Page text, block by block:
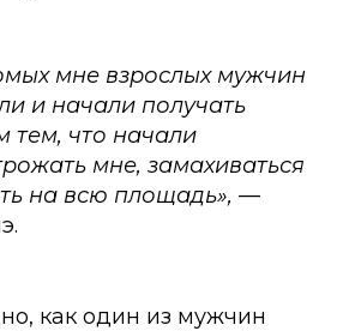
мне взрослых мужчин
и начали получать
тем, что начали
мне, замахиваться
на всю площадь», —
как один из мужчин